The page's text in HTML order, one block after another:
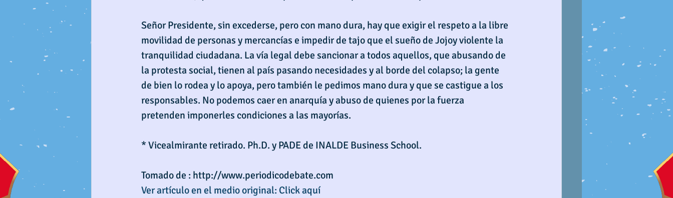
Señor Presidente, sin excederse, pero con mano dura, hay que exigir el respeto a la libre
movilidad de personas y mercancías e impedir de tajo que el sueño de Jojoy violente la
tranquilidad ciudadana. La vía legal debe sancionar a todos aquellos, que abusando de
la protesta social, tienen al país pasando necesidades y al borde del colapso; la gente
de bien lo rodea y lo apoya, pero también le pedimos mano dura y que se castigue a los
responsables. No podemos caer en anarquía y abuso de quienes por la fuerza
pretenden imponerles condiciones a las mayorías.
* Vicealmirante retirado. Ph.D. y PADE de INALDE Business School.
Tomado de : http://www.periodicodebate.com
Ver artículo en el medio original: Click aquí